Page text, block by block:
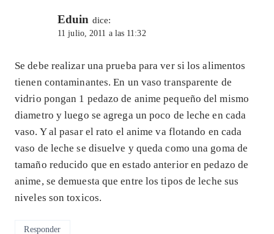
Eduin dice:
11 julio, 2011 a las 11:32
Se debe realizar una prueba para ver si los alimentos
tienen contaminantes. En un vaso transparente de
vidrio pongan 1 pedazo de anime pequeño del mismo
diametro y luego se agrega un poco de leche en cada
vaso. Y al pasar el rato el anime va flotando en cada
vaso de leche se disuelve y queda como una goma de
tamaño reducido que en estado anterior en pedazo de
anime, se demuesta que entre los tipos de leche sus
niveles son toxicos.
Responder